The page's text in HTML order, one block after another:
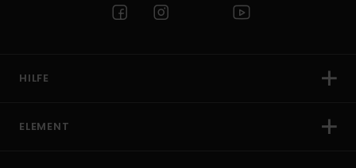
HILFE
ELEMENT